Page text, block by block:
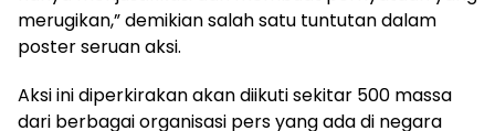
merugikan,” demikian salah satu tuntutan dalam
poster seruan aksi.
Aksi ini diperkirakan akan diikuti sekitar 500 massa
dari berbagai organisasi pers yang ada di negara